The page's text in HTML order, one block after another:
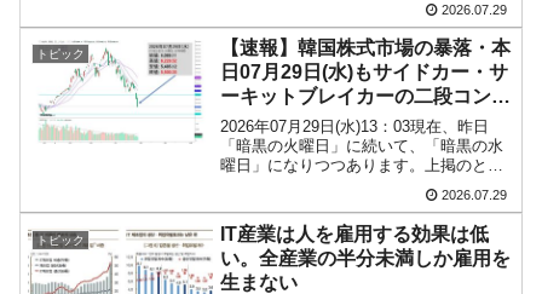
『Money1』
韓国･警察職員が「丸刈りになって抗議活
動」
『Money1』
中国だけが鉄鋼輸出を異常増加させる ⇒ 中
国の過剰生産が世界を蝕む。
韓国製造業「半導体絶好調」のウラで他業種
は全般的「不調」⇒ PSIが示す現況は決して良くない。
『Money1』
【米韓激突案件】韓国消費者院が『クーパ
ン』1人当たり賠償10万ウォンを認定 ⇒ 総額3兆7,000億
り上げた」という話が出ています。加徳
島新国際空港ポンコツ企画――前回まで
のあらすじMoney1で...
2026.07.29
トピック
【速報】韓国株式市場の暴落・本
日07月29日(水)もサイドカー・サ
ーキットブレイカーの二段コンボ
発動！
2026年07月29日(水)13：03現在、昨日
「暗黒の火曜日」に続いて、「暗黒の水
曜日」になりつつあります。上掲のとお
ころか5,000の維持も怪しくなるような、
下落スピードです。2026年07...
2026.07.29
トピック
IT産業は人を雇用する効果は低
い。全産業の半分未満しか雇用を
生まない